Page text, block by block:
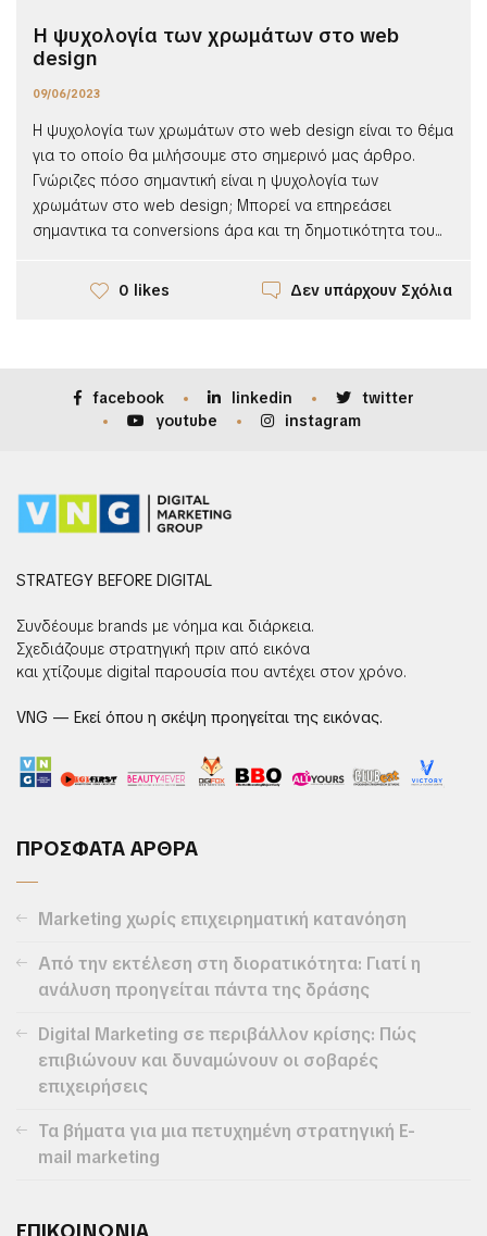
Η ψυχολογία των χρωμάτων στο web
design
09/06/2023
Η ψυχολογία των χρωμάτων στο web design είναι το θέμα
για το οποίο θα μιλήσουμε στο σημερινό μας άρθρο.
Γνώριζες πόσο σημαντική είναι η ψυχολογία των
χρωμάτων στο web design; Μπορεί να επηρεάσει
σημαντικα τα conversions άρα και τη δημοτικότητα του...
0 likes Δεν υπάρχουν Σχόλια
facebook linkedin
twitter
youtube
instagram
STRATEGY BEFORE DIGITAL
Συνδέουμε brands με νόημα και διάρκεια.
Σχεδιάζουμε στρατηγική πριν από εικόνα
και χτίζουμε digital παρουσία που αντέχει στον χρόνο.
VNG — Εκεί όπου η σκέψη προηγείται της εικόνας.
ΠΡΟΣΦΑΤΑ ΑΡΘΡΑ
Marketing χωρίς επιχειρηματική κατανόηση
Από την εκτέλεση στη διορατικότητα: Γιατί η
ανάλυση προηγείται πάντα της δράσης
Digital Marketing σε περιβάλλον κρίσης: Πώς
επιβιώνουν και δυναμώνουν οι σοβαρές
επιχειρήσεις
Τα βήματα για μια πετυχημένη στρατηγική E-
mail marketing